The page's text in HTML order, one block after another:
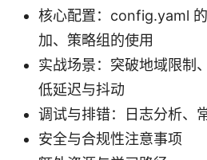
核心配置：config.yaml
加、策略组的使用
实战场景：突破地域限制
低延迟与抖动
调试与排错：日志分析、
安全与合规性注意事项